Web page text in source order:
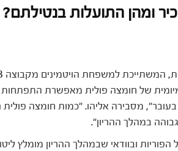
ומהן התועלות בנטילתם?
יומיומית של חומצה פולית מאפשרת
מסבירה אליהו. "כמות חומצה
במהלך ההריון".
ובוודאי שבמהלך ההריון מומלץ